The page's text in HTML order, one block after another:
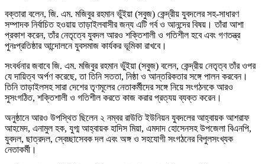
বক্তারা বলেন, জি. এম. মজিবুর রহমান ভুঁইয়া (সবুজ) কেন্দ্রীয় যুবদলের সহ-সাধারণ
সম্পাদক নির্বাচিত হওয়ায় তাড়াইলবাসীর জন্য এটি গর্ব ও আনন্দের বিষয়। তাঁরা আশা
প্রকাশ করেন, তাঁর নেতৃত্বে যুবদল আরও শক্তিশালী ও গতিশীল হবে এবং গণতন্ত্র
পুনঃপ্রতিষ্ঠার আন্দোলনে যুবসমাজ কার্যকর ভূমিকা রাখবে।
সংবর্ধনার জবাবে জি. এম. মজিবুর রহমান ভুঁইয়া (সবুজ) বলেন, কেন্দ্রীয় নেতৃত্ব তাঁর ওপর
যে দায়িত্ব অর্পণ করেছে, তা তিনি সততা, নিষ্ঠা ও আন্তরিকতার সঙ্গে পালন করবেন।
তিনি তাড়াইলসহ সারা দেশের তৃণমূলের নেতাকর্মীদের সঙ্গে নিয়ে সংগঠনকে আরও
সুসংগঠিত, শক্তিশালী ও গতিশীল করতে কাজ করার প্রত্যয় ব্যক্ত করেন।
অনুষ্ঠানে আরও উপস্থিত ছিলেন ২ নম্বর রাউতি ইউনিয়ন যুবদলের আহ্বায়ক আশরাফ
আহমেদ, এনামুল হক, যুগ্ম আহ্বায়ক হাদিস মিয়া, এমদাদ হোসেনসহ উপজেলা বিএনপি,
যুবদল, ছাত্রদল, স্বেচ্ছাসেবক দল এবং অঙ্গ ও সহযোগী সংগঠনের বিপুলসংখ্যক
নেতাকর্মী।